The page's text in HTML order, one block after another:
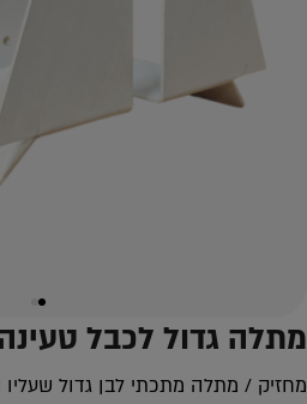
מתלה גדול לכבל
מחזיק / מתלה מתכתי לבן גדול